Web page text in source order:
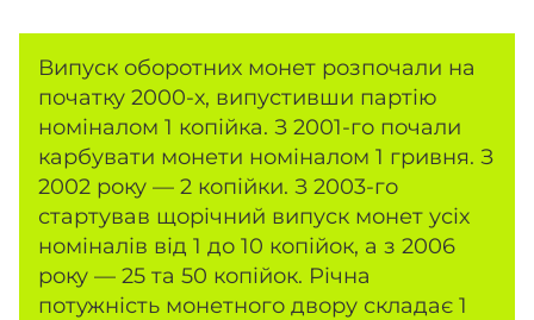
Випуск оборотних монет розпочали на
початку 2000-х, випустивши партію
номіналом 1 копійка. З 2001-го почали
карбувати монети номіналом 1 гривня. З
2002 року — 2 копійки. З 2003-го
стартував щорічний випуск монет усіх
номіналів від 1 до 10 копійок, а з 2006
року — 25 та 50 копійок. Річна
потужність монетного двору складає 1